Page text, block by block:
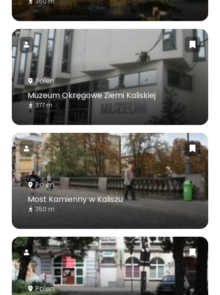
Polen
Muzeum Okręgowe Ziemi Kaliskiej
377 m
Polen
Most Kamienny w Kaliszu
350 m
Polen